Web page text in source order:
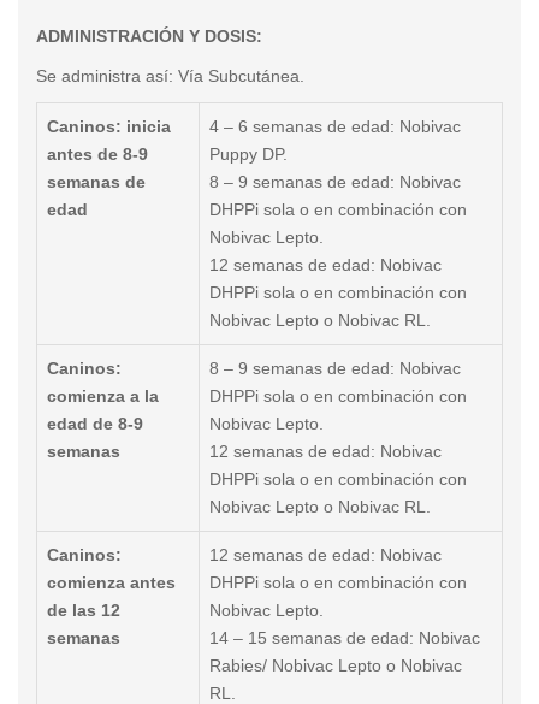
ADMINISTRACIÓN Y DOSIS:
Se administra así: Vía Subcutánea.
Caninos: inicia
antes de 8-9
semanas de
edad
4 – 6 semanas de edad: Nobivac
Puppy DP.
8 – 9 semanas de edad: Nobivac
DHPPi sola o en combinación con
Nobivac Lepto.
12 semanas de edad: Nobivac
DHPPi sola o en combinación con
Nobivac Lepto o Nobivac RL.
Caninos:
comienza a la
edad de 8-9
semanas
8 – 9 semanas de edad: Nobivac
DHPPi sola o en combinación con
Nobivac Lepto.
12 semanas de edad: Nobivac
DHPPi sola o en combinación con
Nobivac Lepto o Nobivac RL.
Caninos:
comienza antes
de las 12
semanas
12 semanas de edad: Nobivac
DHPPi sola o en combinación con
Nobivac Lepto.
14 – 15 semanas de edad: Nobivac
Rabies/ Nobivac Lepto o Nobivac
RL.